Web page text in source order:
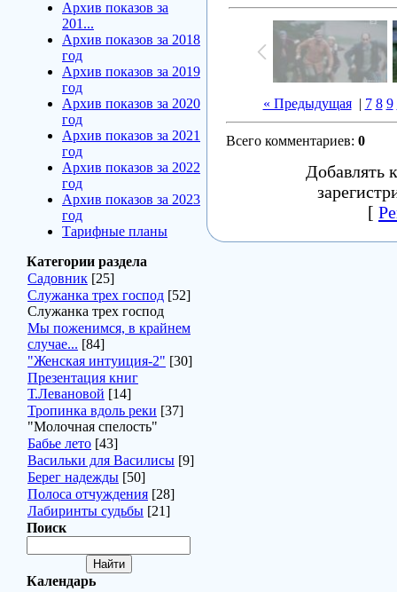
Архив показов за
201...
Архив показов за 2018
год
Архив показов за 2019
год
Архив показов за 2020
год
Архив показов за 2021
год
Архив показов за 2022
год
Архив показов за 2023
год
Тарифные планы
Категории раздела
Садовник [25]
Служанка трех господ [52]
Служанка трех господ
Мы поженимся, в крайнем
случае... [84]
"Женская интуиция-2" [30]
Презентация книг
Т.Левановой [14]
Тропинка вдоль реки [37]
"Молочная спелость"
Бабье лето [43]
Васильки для Василисы [9]
Берег надежды [50]
Полоса отчуждения [28]
Лабиринты судьбы [21]
Поиск
Календарь
« Предыдущая| 7 8 9
Всего комментариев: 0
Добавлять
[